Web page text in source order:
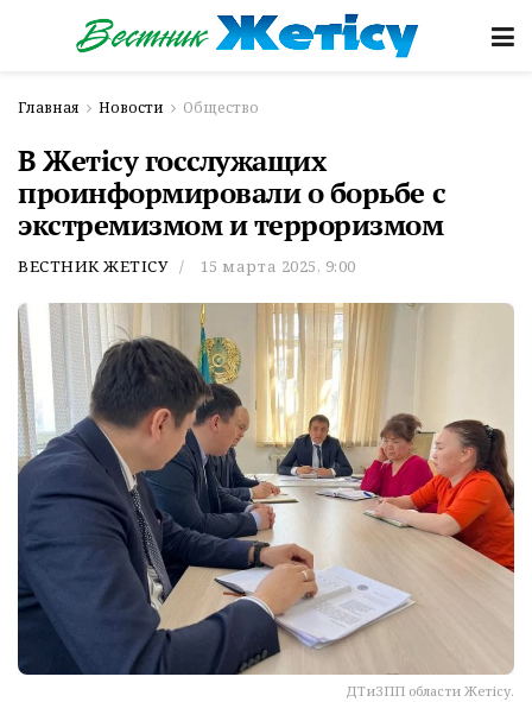
Главная Новости Общество
В Жетісу госслужащих
проинформировали о борьбе с
экстремизмом и терроризмом
ВЕСТНИК ЖЕТІСУ 15 марта 2025, 9:00
ДТиЗПП области Жетісу.